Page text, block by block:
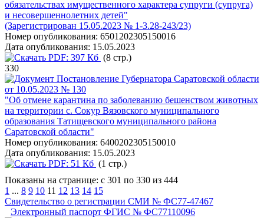
обязательствах имущественного характера супруги (супруга)
и несовершеннолетних детей"
(Зарегистрирован 15.05.2023 № 1-3.28-243/23)
Номер опубликования: 6501202305150016
Дата опубликования: 15.05.2023
PDF: 397 Кб (8 стр.)
330
Постановление Губернатора Саратовской области
от 10.05.2023 № 130
"Об отмене карантина по заболеванию бешенством животных
на территории с. Сокур Вязовского муниципального
образования Татищевского муниципального района
Саратовской области"
Номер опубликования: 6400202305150010
Дата опубликования: 15.05.2023
PDF: 51 Кб (1 стр.)
Показаны на странице: с 301 по 330 из 444
1 ... 8 9 10 11 12 13 14 15
Свидетельство о регистрации СМИ № ФС77-47467
Электронный паспорт ФГИС № ФС77110096